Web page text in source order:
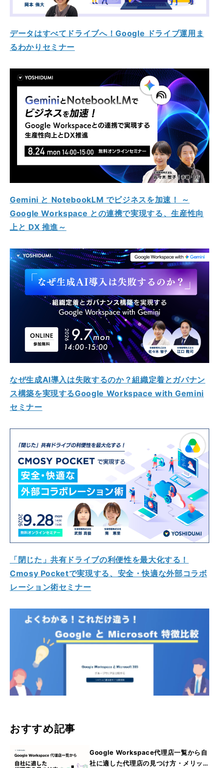
データはすべてドライブへ！Google ドライブ運用ま
るわかりセミナー
Gemini と NotebookLM でビジネスを加速！ ～
Google Workspace との連携で実現する、生産性向
上と DX 推進～
なぜ生成AI導入は失敗するのか？組織定着とガバナン
ス構築を実現するGoogle Workspace with Gemini
セミナー
「閉じた」共有ドライブの利便性を最大化する！
Cmosy Pocketで実現する、安全・快適な外部コラボ
レーション術セミナー
おすすめ記事
Google Workspace代理店一覧から自
社に適した代理店の見つけ方・メリッ